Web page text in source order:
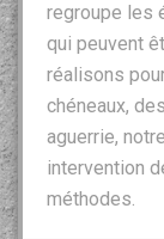
regroupe les
qui peuvent
réalisons
chéneaux,
aguerrie,
intervention
méthodes.